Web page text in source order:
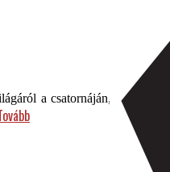
a csatornáján, valamint a